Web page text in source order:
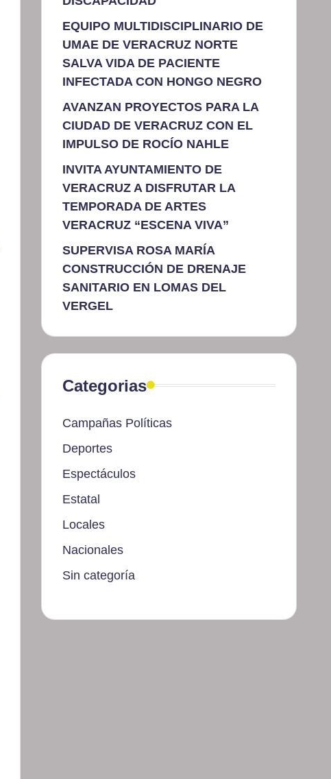
EQUIPO MULTIDISCIPLINARIO DE
UMAE DE VERACRUZ NORTE
SALVA VIDA DE PACIENTE
INFECTADA CON HONGO NEGRO
AVANZAN PROYECTOS PARA LA
CIUDAD DE VERACRUZ CON EL
IMPULSO DE ROCÍO NAHLE
INVITA AYUNTAMIENTO DE
VERACRUZ A DISFRUTAR LA
TEMPORADA DE ARTES
VERACRUZ “ESCENA VIVA”
SUPERVISA ROSA MARÍA
CONSTRUCCIÓN DE DRENAJE
SANITARIO EN LOMAS DEL
VERGEL
Categorias
Campañas Políticas
Deportes
Espectáculos
Estatal
Locales
Nacionales
Sin categoría